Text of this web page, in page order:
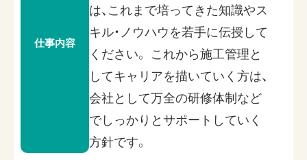
仕事内容
は、これまで培ってきた知識やス
キル・ノウハウを若手に伝授して
ください。 これから施工管理と
してキャリアを描いていく方は、
会社として万全の研修体制など
でしっかりとサポートしていく
方針です。